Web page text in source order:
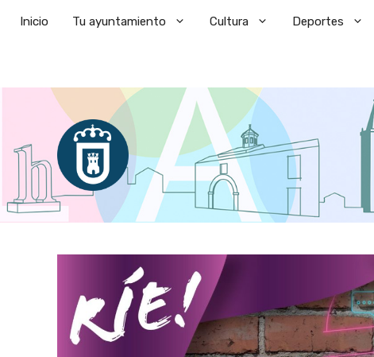
Inicio Tu ayuntamiento Cultura Deportes